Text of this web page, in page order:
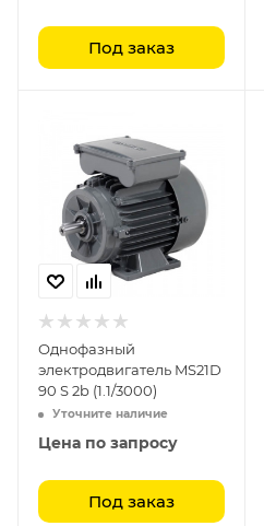
Под заказ
Однофазный
электродвигатель MS21D
90 S 2b (1.1/3000)
Уточните наличие
Цена по запросу
Под заказ